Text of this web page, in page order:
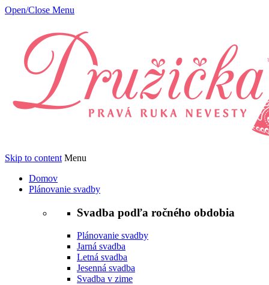
Open/Close Menu
Skip to content Menu
Domov
Plánovanie svadby
Svadba podľa ročného obdobia
Plánovanie svadby
Jarná svadba
Letná svadba
Jesenná svadba
Svadba v zime